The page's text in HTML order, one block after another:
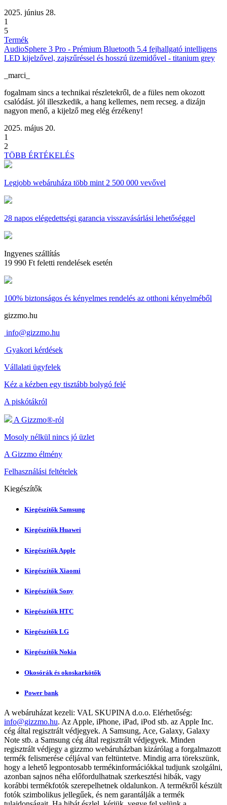
2025. június 28.
1
5
Termék
AudioSphere 3 Pro - Prémium Bluetooth 5.4 fejhallgató intelligens
LED kijelzővel, zajszűréssel és hosszú üzemidővel - titanium grey
_marci_
fogalmam sincs a technikai részletekről, de a füles nem okozott
csalódást. jól illeszkedik, a hang kellemes, nem recseg. a dizájn
nagyon menő, a kijelző meg elég érzékeny!
2025. május 20.
1
2
TÖBB ÉRTÉKELÉS
Legjobb webáruháza több mint 2 500 000 vevővel
28 napos elégedettségi garancia visszavásárlási lehetőséggel
Ingyenes szállítás
19 990 Ft feletti rendelések esetén
100% biztonságos és kényelmes rendelés az otthoni kényelméből
gizzmo.hu
info@gizzmo.hu
Gyakori kérdések
Vállalati ügyfelek
Kéz a kézben egy tisztább bolygó felé
A piskótákról
A Gizzmo®-ról
Mosoly nélkül nincs jó üzlet
A Gizzmo élmény
Felhasználási feltételek
Kiegészítők
Kiegészítők Samsung
Kiegészítők Huawei
Kiegészítők Apple
Kiegészítők Xiaomi
Kiegészítők Sony
Kiegészítők HTC
Kiegészítők LG
Kiegészítők Nokia
Okosórák és okoskarkötők
Power bank
A webáruházat kezeli: VAL SKUPINA d.o.o. Elérhetőség:
info@gizzmo.hu. Az Apple, iPhone, iPad, iPod stb. az Apple Inc.
cég által regisztrált védjegyek. A Samsung, Ace, Galaxy, Galaxy
Note stb. a Samsung cég által regisztrált védjegyek. Minden
regisztrált védjegy a gizzmo webáruházban kizárólag a forgalmazott
termék felismerése céljával van feltüntetve. Mindig arra törekszünk,
hogy a lehető legpontosabb termékinformációkkal tudjunk szolgálni,
azonban sajnos néha előfordulhatnak szerkesztési hibák, vagy
korábbi termékfotók szerepelhetnek oldalunkon. A termékről készült
fotók szimbolikus jellegűek, és nem garantálják a termék